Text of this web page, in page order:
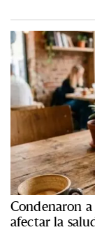
Condenaron
afectar la